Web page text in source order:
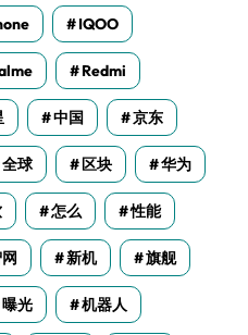
IQOO
Redmi
中国 京东
全球 区块 华为
怎么 性能
新机 旗舰
曝光 机器人